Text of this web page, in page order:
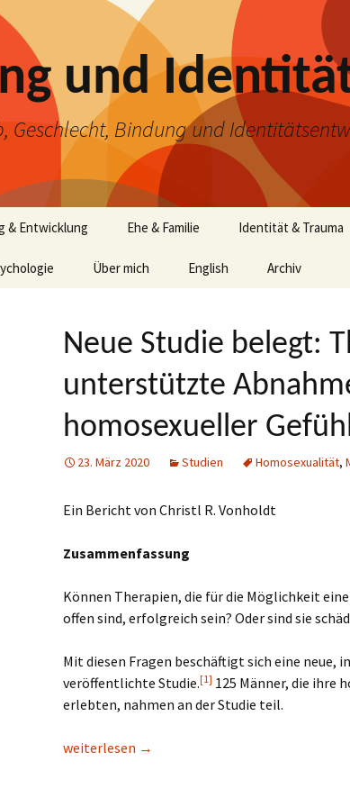
und
Geschlecht, Bindung und
& Entwicklung Ehe & Familie Identität & Trauma
Über mich English Archiv
Neue Studie belegt:
unterstützte
homosexueller
23. März 2020 Studien Homosexualität,
Ein Bericht von Christl R. Vonholdt
Zusammenfassung
Können Therapien, die für die Möglichkeit
offen sind, erfolgreich sein? Oder sind sie
Mit diesen Fragen beschäftigt sich eine neue,
veröffentlichte Studie.[1] 125 Männer, die ihre
erlebten, nahmen an der Studie teil.
Neue Studie belegt: Therapeutisch
weiterlesen →